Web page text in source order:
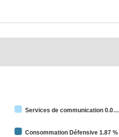
Services de communication 0.0
Consommation Défensive 1.87 %